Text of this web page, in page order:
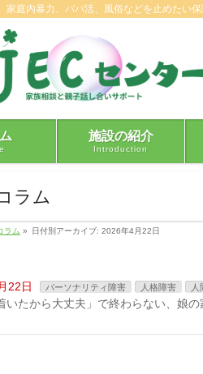
家庭内暴力、パパ活、風俗などを止めたい
施設の紹介
Introduction
ラム
ラム » 日付別アーカイブ: 2026年4月22日
22日 パーソナリティ障害 人格障害 人
いたから大丈夫」で終わらない、娘